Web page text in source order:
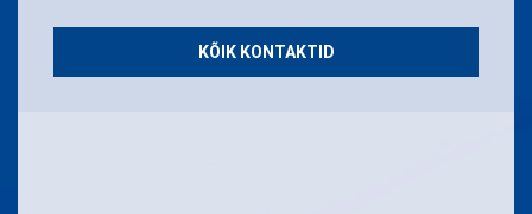
KÕIK KONTAKTID